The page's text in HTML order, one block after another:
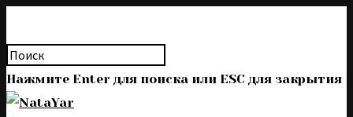
Нажмите Enter для поиска или ESC для закрытия